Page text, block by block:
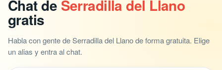
Chat de Serradilla del Llano
gratis
Habla con gente de Serradilla del Llano de forma gratuita. Elige
un alias y entra al chat.